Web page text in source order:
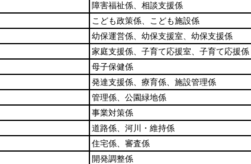
障害福祉係、相談支援係
こども政策係、こども施設係
幼保運営係、幼保支援室、幼保支援係
家庭支援係、子育て応援室、子育て応援係
母子保健係
発達支援係、療育係、施設管理係
管理係、公園緑地係
事業対策係
道路係、河川・維持係
住宅係、審査係
開発調整係